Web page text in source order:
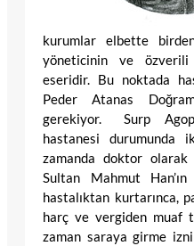
kurumlar elbette
yöneticinin ve özverili
eseridir. Bu noktada
Peder Atanas
gerekiyor. Surp
hastanesi durumunda
zamanda doktor olarak
Sultan Mahmut
hastalıktan kurtarınca,
harç ve vergiden muaf
zaman saraya girme